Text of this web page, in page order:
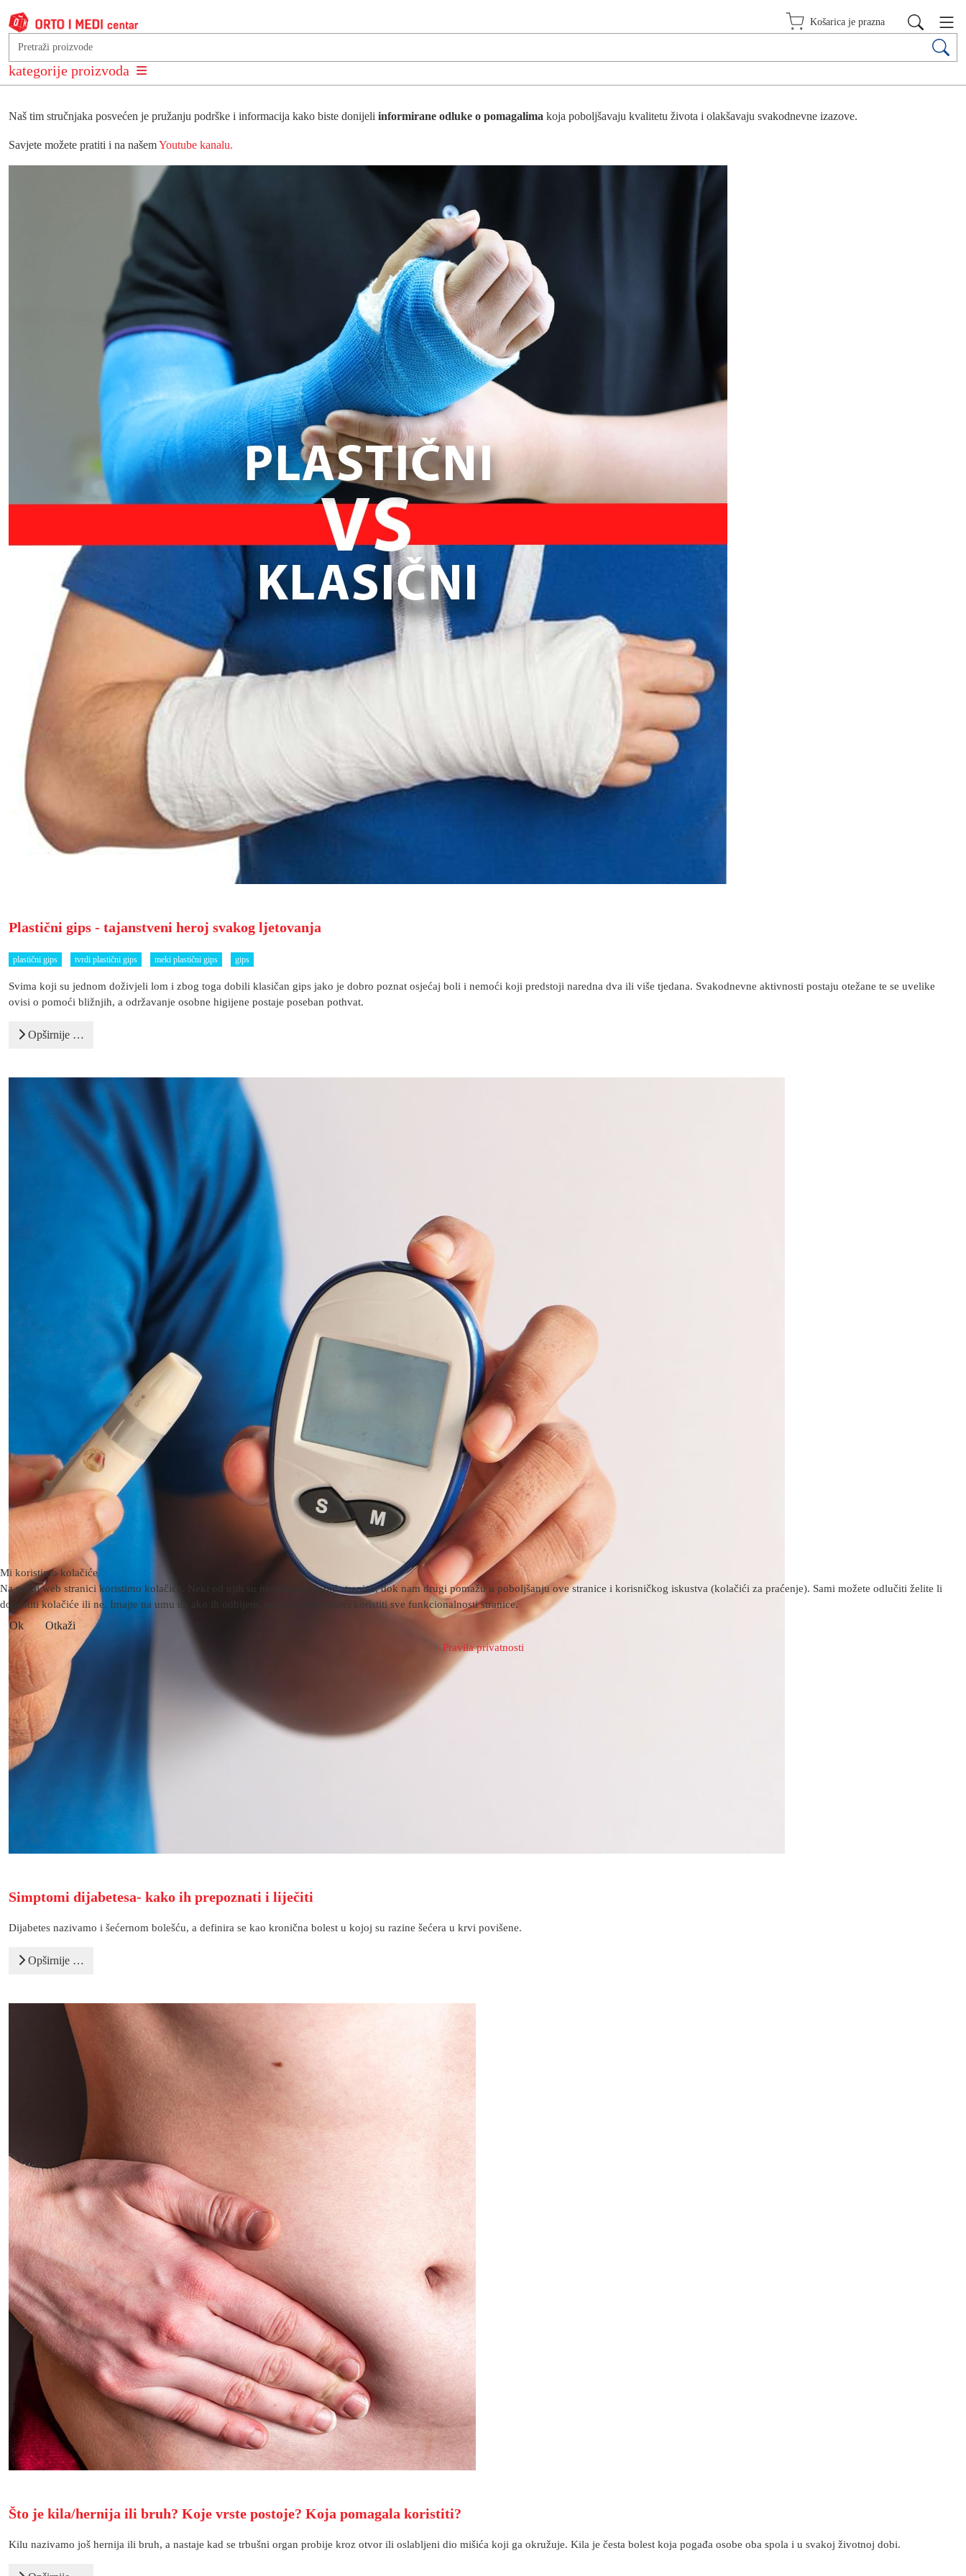
kategorije proizvoda
Košarica je prazna
Savjeti stručnog tima Orto i Medi centra
Naš tim stručnjaka posvećen je pružanju podrške i informacija kako biste donijeli informirane odluke o pomagalima koja poboljšavaju kvalitetu života i olakšavaju svakodnevne izazove.
Savjete možete pratiti i na našemYoutube kanalu.
Plastični gips - tajanstveni heroj svakog ljetovanja
plastični gips tvrdi plastični gips meki plastični gips gips
Svima koji su jednom doživjeli lom i zbog toga dobili klasičan gips jako je dobro poznat osjećaj boli i nemoći koji predstoji naredna dva ili više tjedana. Svakodnevne aktivnosti postaju otežane te se uvelike
ovisi o pomoći bližnjih, a održavanje osobne higijene postaje poseban pothvat.
Opširnije …
Simptomi dijabetesa- kako ih prepoznati i liječiti
Dijabetes nazivamo i šećernom bolešću, a definira se kao kronična bolest u kojoj su razine šećera u krvi povišene.
Opširnije …
Što je kila/hernija ili bruh? Koje vrste postoje? Koja pomagala koristiti?
Kilu nazivamo još hernija ili bruh, a nastaje kad se trbušni organ probije kroz otvor ili oslabljeni dio mišića koji ga okružuje. Kila je česta bolest koja pogađa osobe oba spola i u svakoj životnoj dobi.
Mi koristimo kolačiće
Na našoj web stranici koristimo kolačiće. Neki od njih su neophodni za rad stranice, dok nam drugi pomažu u poboljšanju ove stranice i korisničkog iskustva (kolačići za praćenje). Sami možete odlučiti želite li
dopustiti kolačiće ili ne. Imajte na umu da ako ih odbijete, možda nećete moći koristiti sve funkcionalnosti stranice.
Ok Otkaži
Pravila privatnosti